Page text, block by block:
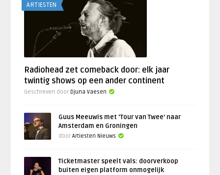
ARTIESTEN
Radiohead zet comeback door: elk jaar
twintig shows op een ander continent
Geschreven door Djuna Vaesen
Guus Meeuwis met ‘Tour van Twee’ naar
Amsterdam en Groningen
doorArtiesten Nieuws
Ticketmaster speelt vals: doorverkoop
buiten eigen platform onmogelijk